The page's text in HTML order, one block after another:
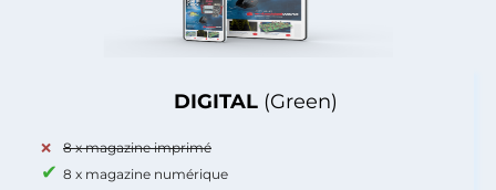
DIGITAL (Green)
8 x magazine imprimé
8 x magazine numérique